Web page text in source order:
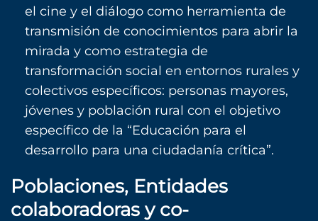
el cine y el diálogo como herramienta de
transmisión de conocimientos para abrir la
mirada y como estrategia de
transformación social en entornos rurales y
colectivos específicos: personas mayores,
jóvenes y población rural con el objetivo
específico de la “Educación para el
desarrollo para una ciudadanía crítica”.
Poblaciones, Entidades
colaboradoras y co-